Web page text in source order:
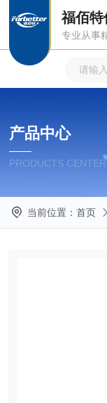
福佰特
专业从事
产品中心
PRODUCTS CENTER
当前位置： 首页